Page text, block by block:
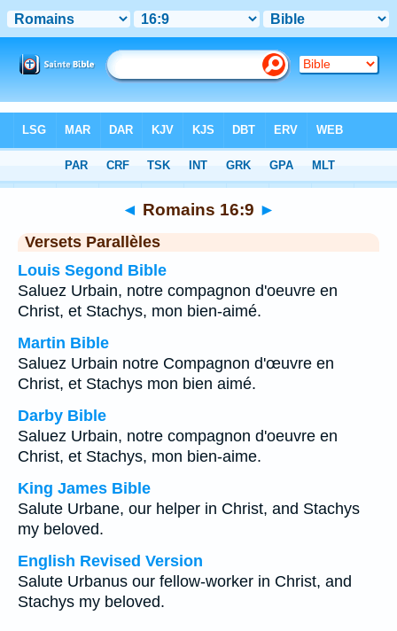
Chapitre 16 > Verset 9
◄ Romains 16:9 ►
Versets Parallèles
Louis Segond Bible
Saluez Urbain, notre compagnon d'oeuvre en
Christ, et Stachys, mon bien-aimé.
Martin Bible
Saluez Urbain notre Compagnon d'œuvre en
Christ, et Stachys mon bien aimé.
Darby Bible
Saluez Urbain, notre compagnon d'oeuvre en
Christ, et Stachys, mon bien-aime.
King James Bible
Salute Urbane, our helper in Christ, and Stachys
my beloved.
English Revised Version
Salute Urbanus our fellow-worker in Christ, and
Stachys my beloved.